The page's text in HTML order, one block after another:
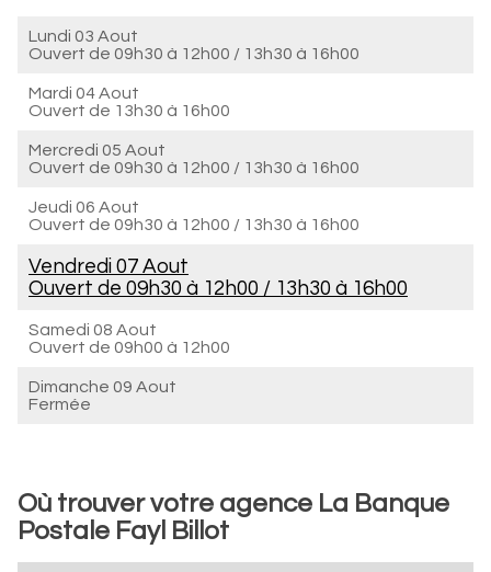
Lundi 03 Aout
Ouvert de 09h30 à 12h00 / 13h30 à 16h00
Mardi 04 Aout
Ouvert de 13h30 à 16h00
Mercredi 05 Aout
Ouvert de 09h30 à 12h00 / 13h30 à 16h00
Jeudi 06 Aout
Ouvert de 09h30 à 12h00 / 13h30 à 16h00
Vendredi 07 Aout
Ouvert de 09h30 à 12h00 / 13h30 à 16h00
Samedi 08 Aout
Ouvert de 09h00 à 12h00
Dimanche 09 Aout
Fermée
Où trouver votre agence La Banque
Postale Fayl Billot